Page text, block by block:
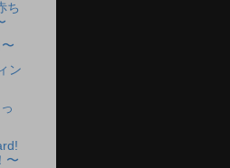
ち
ン
〜